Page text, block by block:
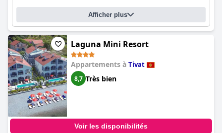
Afficher plus
Laguna Mini Resort
Appartements à Tivat
8,7 Très bien
Voir les disponibilités